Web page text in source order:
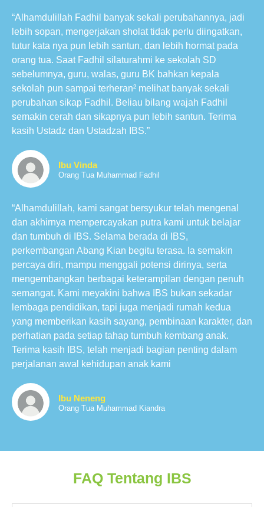
“Alhamdulillah Fadhil banyak sekali perubahannya, jadi
lebih sopan, mengerjakan sholat tidak perlu diingatkan,
tutur kata nya pun lebih santun, dan lebih hormat pada
orang tua. Saat Fadhil silaturahmi ke sekolah SD
sebelumnya, guru, walas, guru BK bahkan kepala
sekolah pun sampai terheran² melihat banyak sekali
perubahan sikap Fadhil. Beliau bilang wajah Fadhil
semakin cerah dan sikapnya pun lebih santun. Terima
kasih Ustadz dan Ustadzah IBS.”
Ibu Vinda
Orang Tua Muhammad Fadhil
“Alhamdulillah, kami sangat bersyukur telah mengenal
dan akhirnya mempercayakan putra kami untuk belajar
dan tumbuh di IBS. Selama berada di IBS,
perkembangan Abang Kian begitu terasa. Ia semakin
percaya diri, mampu menggali potensi dirinya, serta
mengembangkan berbagai keterampilan dengan penuh
semangat. Kami meyakini bahwa IBS bukan sekadar
lembaga pendidikan, tapi juga menjadi rumah kedua
yang memberikan kasih sayang, pembinaan karakter, dan
perhatian pada setiap tahap tumbuh kembang anak.
Terima kasih IBS, telah menjadi bagian penting dalam
perjalanan awal kehidupan anak kami
Ibu Neneng
Orang Tua Muhammad Kiandra
FAQ Tentang IBS